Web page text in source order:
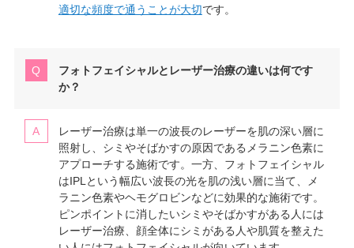
適切な頻度で通うことが大切です。
フォトフェイシャルとレーザー治療の違いは何です
か？
レーザー治療は単一の波長のレーザーを肌の深い層に
照射し、シミやそばかすの原因であるメラニン色素に
アプローチする施術です。一方、フォトフェイシャル
はIPLという幅広い波長の光を肌の浅い層に当て、メ
ラニン色素やヘモグロビンなどに効果的な施術です。
ピンポイントに消したいシミやそばかすがある人には
レーザー治療、顔全体にシミがある人や肌質を整えた